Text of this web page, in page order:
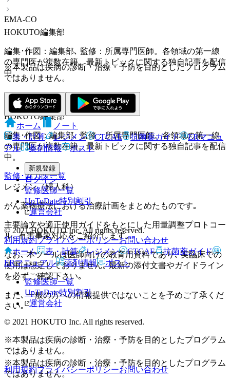
EMA-CO
※本製品は疾病の診断・治療・予防を目的としたプログラム
ではありません。
ホーム
ノート
表・計算
レジメン CTCAE 抗菌薬ガイド
ERマニュ
アル
薬剤情報 ポスト
新規登録
ログイン
監修医師一覧
UpToDate特別割引
運営会社
© 2021 HOKUTO Inc. All rights reserved.
利用規約プライバシーポリシーお問い合わせ
ホーム
表・計算 レジメン CTCAE
抗菌薬ガイド
ERマニュアル
薬剤情報 ポスト
監修医師一覧
UpToDate特別割引
運営会社
© 2021 HOKUTO Inc. All rights reserved.
※本製品は疾病の診断・治療・予防を目的としたプログラム
ではありません。
利用規約プライバシーポリシーお問い合わせ
HOKUTO編集部
編集･作図：編集部､ 監修：所属専門医師。各領域の第一線
の専門医が複数在籍。最新トピックに関する独自記事を配信
中。
HOKUTO編集部
編集･作図：編集部､ 監修：所属専門医師。各領域の第一線
の専門医が複数在籍。最新トピックに関する独自記事を配信
中。
監修･協力医一覧
レジメン（婦人科）
がん薬物療法における治療計画をまとめたものです｡
主要論文や適正使用ガイドをもとにした用量調整プロトコー
ル､ 有害事象対応をご紹介します｡
なお､ 本ツールは医師向けの教育用資料であり､ 実臨床での
使用は想定しておりません｡ 最新の添付文書やガイドライン
を必ずご確認下さい｡
また､ 一般の方への情報提供ではないことを予めご了承くだ
さい｡
※本製品は疾病の診断・治療・予防を目的としたプログラム
ではありません。